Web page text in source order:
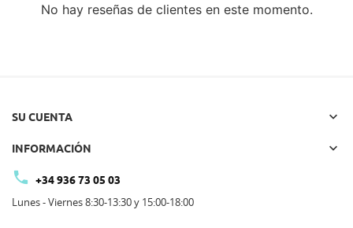
No hay reseñas de clientes en este momento.
SU CUENTA 
INFORMACIÓN 
 +34 936 73 05 03
Lunes - Viernes 8:30-13:30 y 15:00-18:00